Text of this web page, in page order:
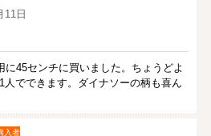
11日
45センチに買いました。ちょうどよ
人でできます。ダイナソーの柄も喜ん
入者